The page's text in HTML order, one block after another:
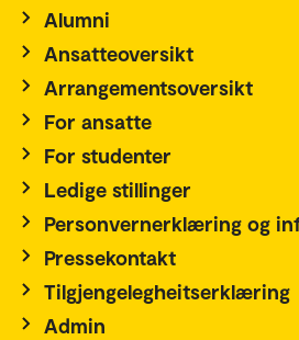
Alumni
Ansatteoversikt
Arrangementsoversikt
For ansatte
For studenter
Ledige stillinger
Personvernerklæring og
Pressekontakt
Tilgjengelegheitserklæring
Admin